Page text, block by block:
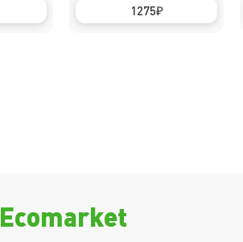
1275
Ecomarket